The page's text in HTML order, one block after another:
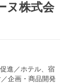
ヌ株式会
進 ／ホテル、宿
／企画・商品開発